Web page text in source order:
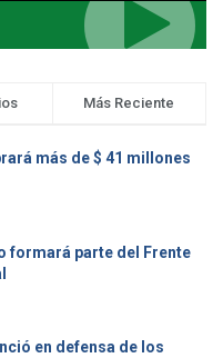
Más Reciente
más de $ 41 millones
formará parte del Frente
en defensa de los